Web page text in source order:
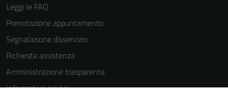
Leggi le FAQ
Prenotazione appuntamento
Segnalazione disservizio
Richiesta assistenza
Amministrazione trasparente
Informativa privacy